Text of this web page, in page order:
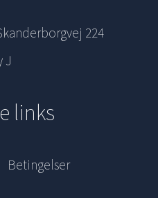
224
J
links
Betingelser